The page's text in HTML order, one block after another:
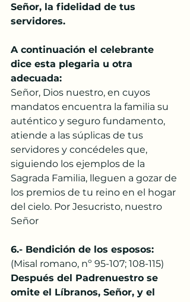
Señor, la fidelidad de tus
servidores.
A continuación el celebrante
dice esta plegaria u otra
adecuada:
Señor, Dios nuestro, en cuyos
mandatos encuentra la familia su
auténtico y seguro fundamento,
atiende a las súplicas de tus
servidores y concédeles que,
siguiendo los ejemplos de la
Sagrada Familia, lleguen a gozar de
los premios de tu reino en el hogar
del cielo. Por Jesucristo, nuestro
Señor
6.- Bendición de los esposos:
(Misal romano, nº 95-107; 108-115)
Después del Padrenuestro se
omite el Líbranos, Señor, y el